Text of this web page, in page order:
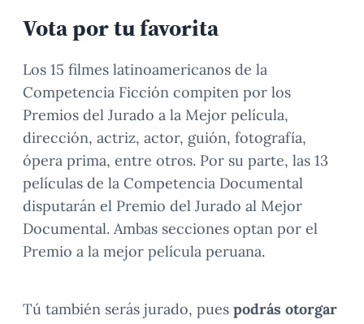
Vota por tu favorita
Los 15 filmes latinoamericanos de la
Competencia Ficción compiten por los
Premios del Jurado a la Mejor película,
dirección, actriz, actor, guión, fotografía,
ópera prima, entre otros. Por su parte, las 13
películas de la Competencia Documental
disputarán el Premio del Jurado al Mejor
Documental. Ambas secciones optan por el
Premio a la mejor película peruana.
Tú también serás jurado, pues podrás otorgar